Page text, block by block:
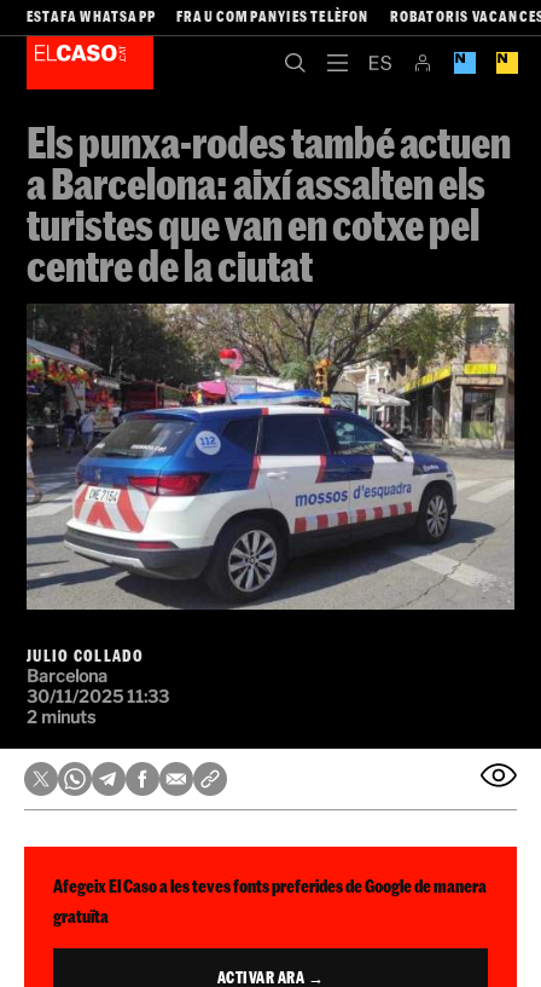
ESTAFA WHATSAPP FRAU COMPANYIES TELÈFON ROBATORIS
Els punxa-rodes també actuen
a Barcelona: així assalten els
turistes que van en cotxe pel
centre de la ciutat
JULIO COLLADO
Barcelona
30/11/2025 11:33
2 minuts
Afegeix El Caso a les teves fonts preferides de Google de manera
gratuïta
ACTIVAR ARA →